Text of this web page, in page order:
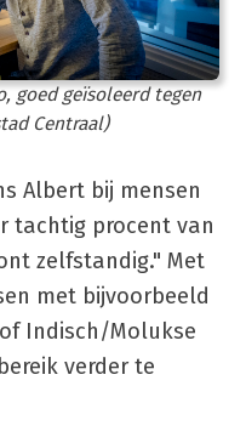
goed geïsoleerd tegen
Centraal)
Albert bij mensen
tachtig procent van
zelfstandig." Met
met bijvoorbeeld
Indisch/Molukse
verder te